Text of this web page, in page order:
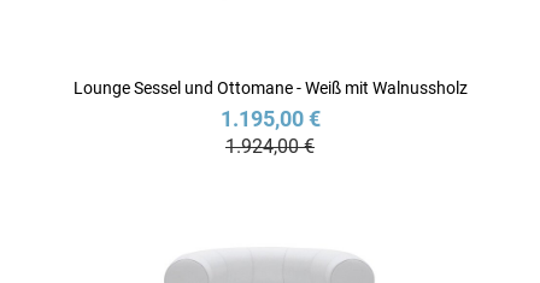
Lounge Sessel und Ottomane - Weiß mit Walnussholz
1.195,00 €
1.924,00 €